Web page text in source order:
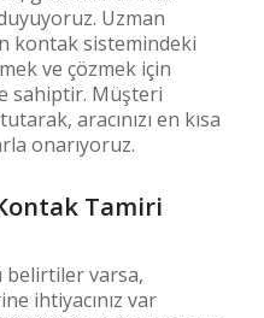
Uzman
kontak sistemindeki
ve çözmek için
sahiptir. Müşteri
aracınızı en kısa
onarıyoruz.
Tamiri
belirtiler varsa,
ihtiyacınız var